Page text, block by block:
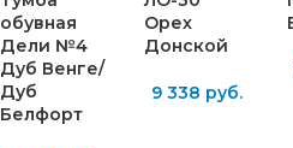
обувная
Дели №4
Дуб Венге/
Дуб
Белфорт
Орех
Донской
9 338 руб.